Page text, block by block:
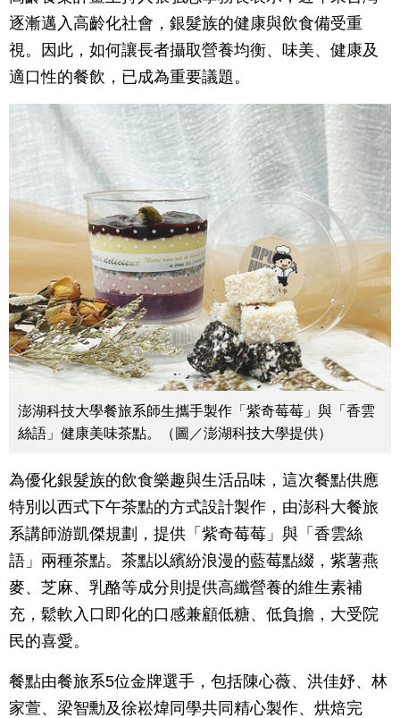
逐漸邁入高齡化社會，銀髮族的健康與飲食備受重
視。因此，如何讓長者攝取營養均衡、味美、健康及
適口性的餐飲，已成為重要議題。
澎湖科技大學餐旅系師生攜手製作「紫奇莓莓」與「香雲
絲語」健康美味茶點。（圖／澎湖科技大學提供）
為優化銀髮族的飲食樂趣與生活品味，這次餐點供應
特別以西式下午茶點的方式設計製作，由澎科大餐旅
系講師游凱傑規劃，提供「紫奇莓莓」與「香雲絲
語」兩種茶點。茶點以繽紛浪漫的藍莓點綴，紫薯燕
麥、芝麻、乳酪等成分則提供高纖營養的維生素補
充，鬆軟入口即化的口感兼顧低糖、低負擔，大受院
民的喜愛。
餐點由餐旅系5位金牌選手，包括陳心薇、洪佳妤、林
家萱、梁智勳及徐崧煒同學共同精心製作、烘焙完